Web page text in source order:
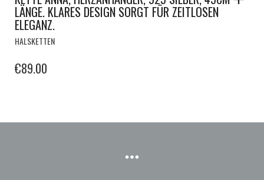
LÄNGE. KLARES DESIGN SORGT FÜR ZEITLOSEN
ELEGANZ.
HALSKETTEN
€89.00